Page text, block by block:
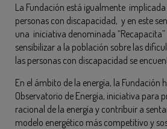
La Fundación está igualmente
personas con discapacidad, y en este
una iniciativa denominada
sensibilizar a la población sobre las
las personas con discapacidad se
En el ámbito de la energía, la Fundación
Observatorio de Energía, iniciativa para
racional de la energía y contribuir a
modelo energético más competitivo y